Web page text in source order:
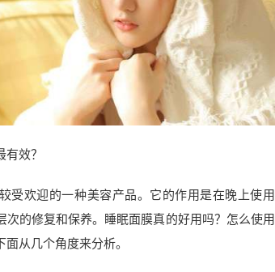
效？
受欢迎的一种美容产品。它的作用是在晚上使用
次的修复和保养。睡眠面膜真的好用吗？怎么使用
从几个角度来分析。